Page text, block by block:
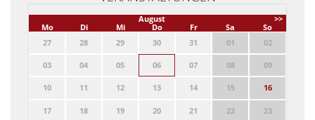
>>
August
Mo
Di Mi Do Fr Sa
So
27
28 29 30 31 01 02
03 04 05 06 07 08 09
10 11 12 13 14 15 16
17 18 19 20 21 22 23